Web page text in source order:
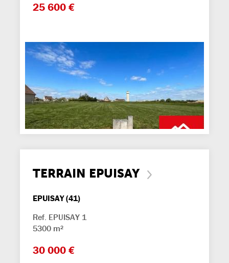
25 600 €
TERRAIN EPUISAY
EPUISAY (41)
Ref. EPUISAY 1
5300 m²
30 000 €